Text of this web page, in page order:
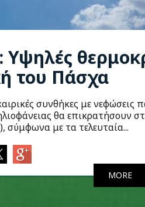
Υψηλές
του Πάσχα
συνθήκες με νεφώσεις
θα επικρατήσουν
σύμφωνα με τα τελευταία...
MORE